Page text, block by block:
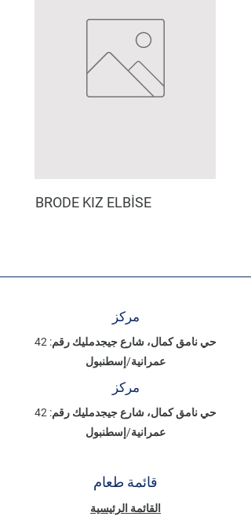
BRODE KIZ ELBİSE
مركز
حي نامق كمال، شارع جيجدمليك رقم: 42
عمرانية/إسطنبول
مركز
حي نامق كمال، شارع جيجدمليك رقم: 42
عمرانية/إسطنبول
قائمة طعام
القائمة الرئيسية